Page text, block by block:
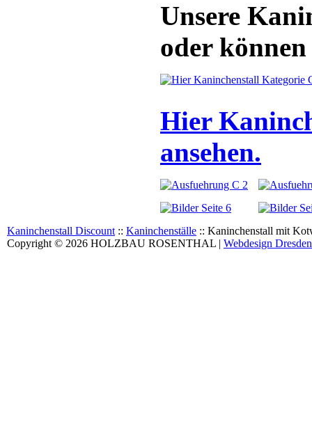
Unsere
oder
Hier
ansehen.
Kaninchenstall Discount :: Kaninchenställe :: Kaninchenstall mit
Copyright © 2026 HOLZBAU ROSENTHAL | Webdesign Dresden